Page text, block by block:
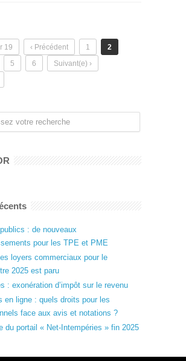
19 ‹ Précédent 1
2
5 6
Suivant(e) ›
: de nouveaux
pour les TPE et PME
loyers commerciaux pour le
2025 est paru
: exonération d’impôt sur le revenu
en ligne : quels droits pour les
face aux avis et notations ?
du portail « Net-Intempéries » fin 2025